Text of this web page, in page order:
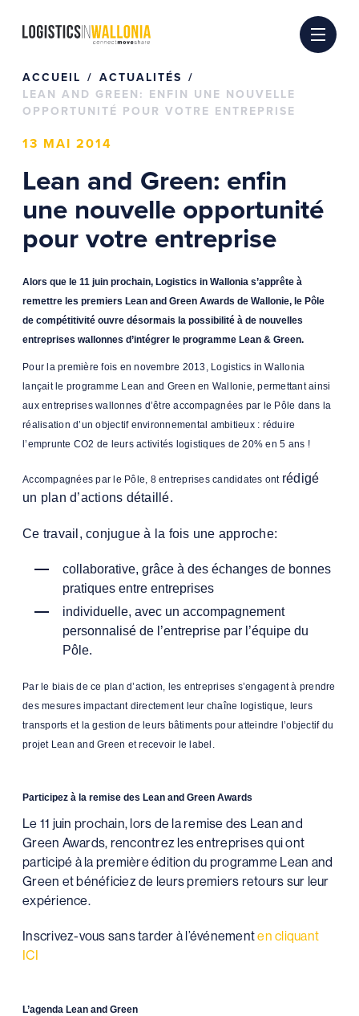
ACCUEIL
ACTUALITÉS
LEAN AND GREEN: ENFIN UNE NOUVELLE
OPPORTUNITÉ POUR VOTRE ENTREPRISE
13 MAI 2014
Lean and Green: enfin
une nouvelle opportunité
pour votre entreprise
Alors que le 11 juin prochain, Logistics in Wallonia s’apprête à
remettre les premiers Lean and Green Awards de Wallonie, le Pôle
de compétitivité ouvre désormais la possibilité à de nouvelles
entreprises wallonnes d’intégrer le programme Lean & Green.
Pour la première fois en novembre 2013, Logistics in Wallonia
lançait le programme Lean and Green en Wallonie, permettant ainsi
aux entreprises wallonnes d’être accompagnées par le Pôle dans la
réalisation d’un objectif environnemental ambitieux : réduire
l’emprunte CO2 de leurs activités logistiques de 20% en 5 ans !
Accompagnées par le Pôle, 8 entreprises candidates ont rédigé
un plan d’actions détaillé.
Ce travail, conjugue à la fois une approche:
collaborative, grâce à des échanges de bonnes
pratiques entre entreprises
individuelle, avec un accompagnement
personnalisé de l’entreprise par l’équipe du
Pôle.
Par le biais de ce plan d’action, les entreprises s’engagent à prendre
des mesures impactant directement leur chaîne logistique, leurs
transports et la gestion de leurs bâtiments pour atteindre l’objectif du
projet Lean and Green et recevoir le label.
Participez à la remise des Lean and Green Awards
Le 11 juin prochain, lors de la remise des Lean and
Green Awards, rencontrez les entreprises qui ont
participé à la première édition du programme Lean and
Green et bénéficiez de leurs premiers retours sur leur
expérience.
Inscrivez-vous sans tarder à l’événementen cliquant
ICI
L’agenda Lean and Green